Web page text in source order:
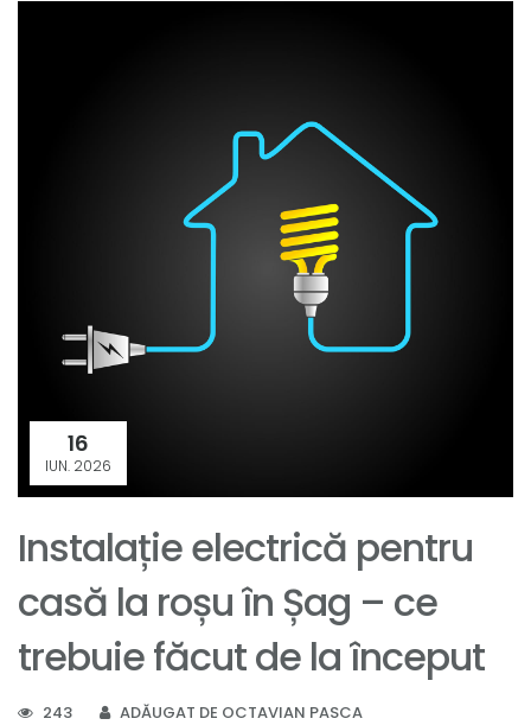
16
IUN. 2026
Instalație electrică pentru
casă la roșu în Șag – ce
trebuie făcut de la început
243 ADĂUGAT DE OCTAVIAN PASCA